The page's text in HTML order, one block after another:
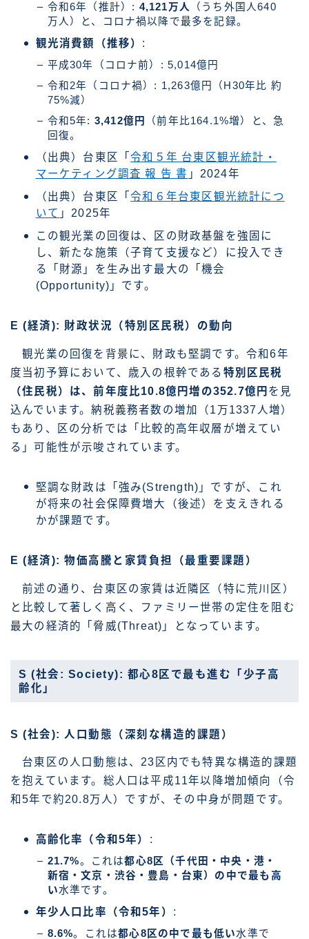
令和6年（推計）: 4,121万人
（うち外国人640
万人）と、コロナ禍以降で最多を記録。
観光消費額（推移） :
平成30年（コロナ前）: 5,014億円
令和2年（コロナ禍）: 1,263億円（H30年比 約
75%減）
令和5年: 3,412億円
（前年比164.1%増）と、急
回復。
（出典）台東区「令和５年 台東区観光統計・
マーケティング調査 報 告 書 」2024年
（出典）台東区「令和６年台東区観光統計につ
いて 」2025年
この観光業の回復は、区の財政基盤を強固に
し、新たな施策（子育て支援など）に投入でき
る「財源」を生み出す最大の「機会
(Opportunity)」です。
E (経済): 財政状況（特別区民税）の動向
観光業の回復を背景に、財政も堅調です。令和6年
度当初予算において、歳入の根幹である 特別区民税
（住民税）は、前年度比10.8億円増の352.7億円 を見
込んでいます。納税義務者数の増加（1万1337人増）
もあり、区の分析では「比較的高年収層が増えてい
る」可能性が示唆されています。
堅調な財政は「強み(Strength)」ですが、これ
が将来の社会保障費増大（後述）を支えきれる
かが課題です。
E (経済): 物価高騰と家賃負担（最重要課題）
前述の通り、台東区の家賃は近隣区（特に荒川区）
と比較して著しく高く、ファミリー世帯の定住を阻む
最大の経済的「脅威(Threat)」となっています。
S (社会: Society): 都心8区で最も進む「少子高
齢化」
S (社会): 人口動態（深刻な構造的課題）
台東区の人口動態は、23区内でも特異な構造的課題
を抱えています。総人口は平成11年以降増加傾向（令
和5年で約20.8万人）ですが、その中身が問題です。
高齢化率（令和5年） :
21.7%。これは都心8区（千代田・中央・港・
新宿・文京・渋谷・豊島・台東）の中で最も高
い水準です。
年少人口比率（令和5年） :
8.6%。これは都心8区の中で最も低い水準で